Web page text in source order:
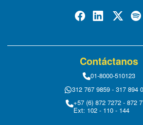
Contáctanos
01-8000-510123
312 767 9859 - 317 894
+57 (6) 872 7272 - 872
Ext: 102 - 110 - 144